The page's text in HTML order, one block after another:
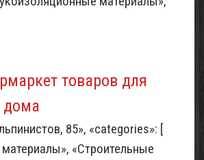
товаров для
дома
85», «categories»: [
«Строительные